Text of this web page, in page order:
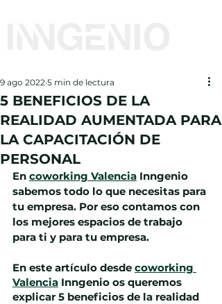
5 BENEFICIOS DE LA
REALIDAD AUMENTADA PARA
LA CAPACITACIÓN DE
PERSONAL
9 ago 2022 5 min de lectura
En coworking Valencia Inngenio
sabemos todo lo que necesitas para
tu empresa. Por eso contamos con
los mejores espacios de trabajo
para ti y para tu empresa.
En este artículo desde coworking
Valencia Inngenio os queremos
explicar 5 beneficios de la realidad